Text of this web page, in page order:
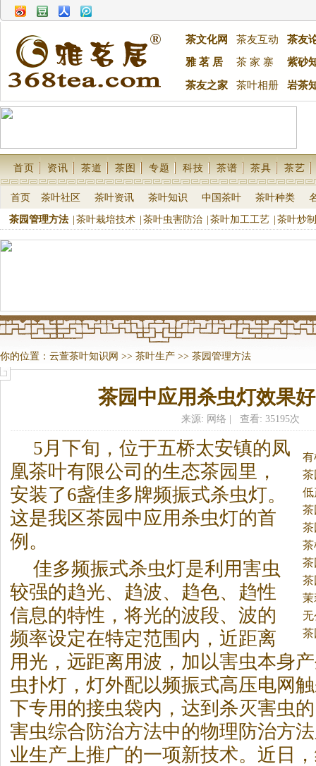
茶文化网 茶友互动
茶友
雅 茗 居
茶 家 寨 紫砂
茶友之家 茶叶相册 岩茶
首页 资讯 茶道 茶图 专题 科技 茶谱 茶具 茶艺
首页 茶叶社区 茶叶资讯 茶叶知识 中国茶叶 茶叶种类
茶园管理方法 茶叶栽培技术 茶叶虫害防治 茶叶加工工艺 茶叶炒
你的位置： 云萱茶叶知识网 >> 茶叶生产 >> 茶园管理方法
茶园中应用杀虫灯效果好
来源: 网络 | 查看: 35195次
技
机
5月下旬，位于五桥太安镇的凤
凰茶叶有限公司的生态茶园里，
安装了6盏佳多牌频振式杀虫灯。
这是我区茶园中应用杀虫灯的首
例。
佳多频振式杀虫灯是利用害虫
较强的趋光、趋波、趋色、趋性
信息的特性，将光的波段、波的
频率设定在特定范围内，近距离
用光，远距离用波，加以害虫本身
虫扑灯，灯外配以频振式高压电网
下专用的接虫袋内，达到杀灭害虫
害虫综合防治方法中的物理防治方
业生产上推广的一项新技术。近日